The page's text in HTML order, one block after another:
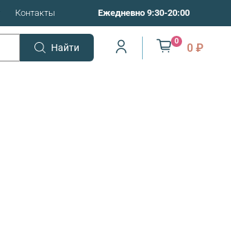
Контакты Ежедневно 9:30-20:00
Найти
0
0 ₽